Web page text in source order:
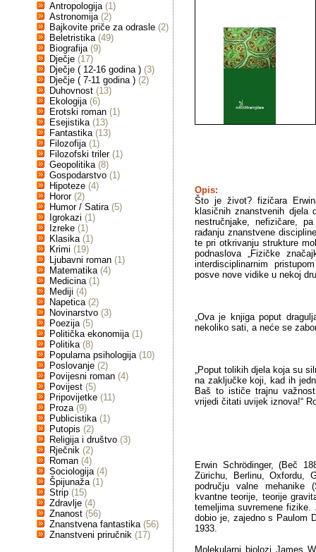
Antropologija (1)
Astronomija (2)
Bajkovite priče za odrasle (2)
Beletristika (49)
Biografija (9)
Dječje (17)
Dječje ( 12-16 godina ) (3)
Dječje ( 7-11 godina ) (2)
Duhovnost (13)
Ekologija (6)
Erotski roman (1)
Esejistika (13)
Fantastika (13)
Filozofija (1)
Filozofski triler (1)
Geopolitika (8)
Gospodarstvo (1)
Hipoteze (4)
Horor (2)
Humor / Satira (5)
Igrokazi (1)
Izreke (1)
Klasika (1)
Krimi (19)
Ljubavni roman (1)
Matematika (4)
Medicina (1)
Mediji (4)
Napetica (2)
Novinarstvo (3)
Poezija (5)
Politička ekonomija (1)
Politika (8)
Popularna psihologija (10)
Poslovanje (2)
Povijesni roman (4)
Povijest (5)
Pripovijetke (11)
Proza (9)
Publicistika (1)
Putopis (2)
Religija i društvo (3)
Rječnik (2)
Roman (4)
Sociologija (4)
Špijunaža (1)
Strip (15)
Zdravlje (4)
Znanost (56)
Znanstvena fantastika (56)
Znanstveni priručnik (17)
Opis:
Što je život? fizičara
klasičnih znanstvenih djela
nestručnjake, nefizičare,
rađanju znanstvene
te pri otkrivanju strukture
podnaslova „Fizičke
interdisciplinarnim
posve nove vidike u nekoj
„Ova je knjiga poput
nekoliko sati, a neće se
„Poput tolikih djela koja su
na zaključke koji, kad ih
Baš to ističe trajnu
vrijedi čitati uvijek iznova!“
Erwin Schrödinger, (Beč
Zürichu, Berlinu, Oxfordu,
području valne mehanike
kvantne teorije, teorije
temeljima suvremene
dobio je, zajedno s Paulom
1933.
Molekularni biolozi James